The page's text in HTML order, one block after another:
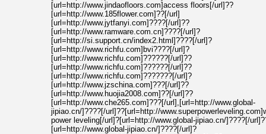
[url=http://www.jindaofloors.com]access floors[/url]??
[url=http://www.185flower.com]??[/url]
[url=http://www.jytfanyi.com]????[/url]??
[url=http://www.ramware.com.cn]????[/url]?
[url=http://si.support.cn/index2.html]????[/url]?
[url=http://www.richfu.com]bvi????[/url]?
[url=http://www.richfu.com]??????[/url]??
[url=http://www.richfu.com]??????[/url]??
[url=http://www.richfu.com]???????[/url]?
[url=http://www.jzschina.com]???[/url]??
[url=http://www.huojia2008.com]??[/url]??
[url=http://www.che265.com]???[/url],[url=http://www.global-
jipiao.cn/]????[/url]??[url=http://
power leveling[/url]?[url=http://www.global-jipiao.cn/]????[/
[url=http://www.global-jipiao.cn/]????[/url]?